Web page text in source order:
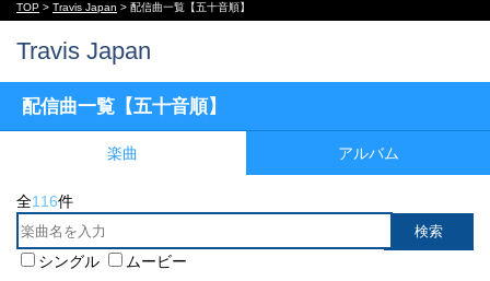
TOP > Travis Japan > 配信曲一覧【五十音順】
Travis Japan
配信曲一覧【五十音順】
楽曲 アルバム
全116件
シングル ムービー